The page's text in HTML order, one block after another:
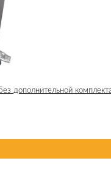
дополнительной